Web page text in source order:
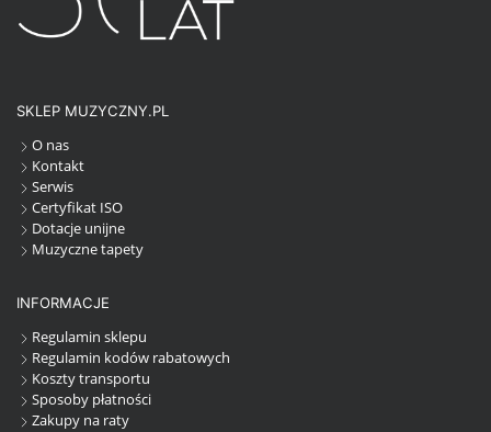
SKLEP MUZYCZNY.PL
O nas
Kontakt
Serwis
Certyfikat ISO
Dotacje unijne
Muzyczne tapety
INFORMACJE
Regulamin sklepu
Regulamin kodów rabatowych
Koszty transportu
Sposoby płatności
Zakupy na raty